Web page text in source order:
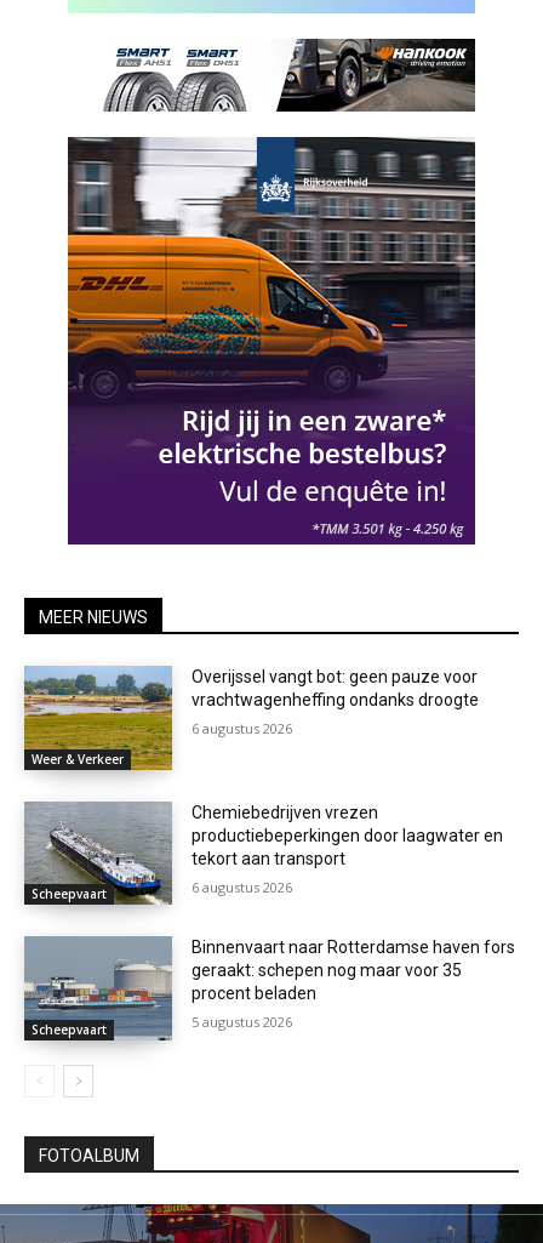
MEER NIEUWS
Weer & Verkeer
Overijssel vangt bot: geen pauze voor
vrachtwagenheffing ondanks droogte
6 augustus 2026
Scheepvaart
Chemiebedrijven vrezen
productiebeperkingen door laagwater en
tekort aan transport
6 augustus 2026
Scheepvaart
Binnenvaart naar Rotterdamse haven fors
geraakt: schepen nog maar voor 35
procent beladen
5 augustus 2026
FOTOALBUM